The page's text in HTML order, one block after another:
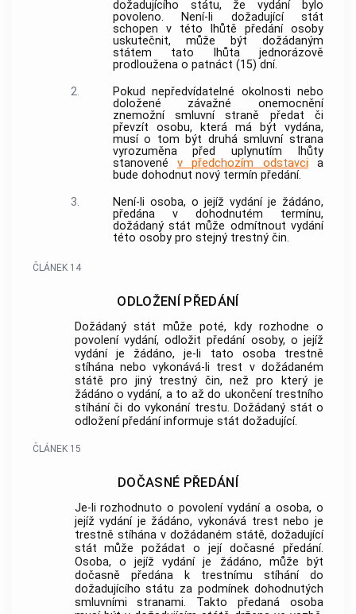
dožadujícího státu, že vydání bylo
povoleno. Není-li dožadující stát
schopen v této lhůtě předání osoby
uskutečnit, může být dožádaným
státem tato lhůta jednorázově
prodloužena o patnáct (15) dní.
2.
Pokud nepředvídatelné okolnosti nebo
doložené závažné onemocnění
znemožní smluvní straně předat či
převzít osobu, která má být vydána,
musí o tom být druhá smluvní strana
vyrozuměna před uplynutím lhůty
stanovenév předchozím odstavci a
bude dohodnut nový termín předání.
3.
Není-li osoba, o jejíž vydání je žádáno,
předána v dohodnutém termínu,
dožádaný stát může odmítnout vydání
této osoby pro stejný trestný čin.
ČLÁNEK 14
ODLOŽENÍ PŘEDÁNÍ
Dožádaný stát může poté, kdy rozhodne o
povolení vydání, odložit předání osoby, o jejíž
vydání je žádáno, je-li tato osoba trestně
stíhána nebo vykonává-li trest v dožádaném
státě pro jiný trestný čin, než pro který je
žádáno o vydání, a to až do ukončení trestního
stíhání či do vykonání trestu. Dožádaný stát o
odložení předání informuje stát dožadující.
ČLÁNEK 15
DOČASNÉ PŘEDÁNÍ
Je-li rozhodnuto o povolení vydání a osoba, o
jejíž vydání je žádáno, vykonává trest nebo je
trestně stíhána v dožádaném státě, dožadující
stát může požádat o její dočasné předání.
Osoba, o jejíž vydání je žádáno, může být
dočasně předána k trestnímu stíhání do
dožadujícího státu za podmínek dohodnutých
smluvními stranami. Takto předaná osoba